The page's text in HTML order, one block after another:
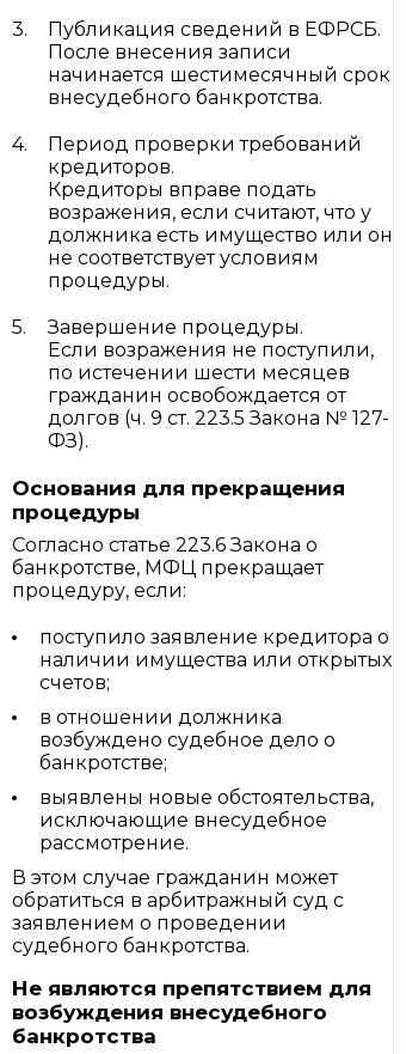
Публикация сведений в ЕФРСБ.
После внесения записи
начинается шестимесячный срок
внесудебного банкротства.
Период проверки требований
кредиторов.
Кредиторы вправе подать
возражения, если считают, что у
должника есть имущество или он
не соответствует условиям
процедуры.
Завершение процедуры.
Если возражения не поступили,
по истечении шести месяцев
гражданин освобождается от
долгов (ч. 9 ст. 223.5 Закона № 127-
ФЗ).
Основания для прекращения
процедуры
Согласно статье 223.6 Закона о
банкротстве, МФЦ прекращает
процедуру, если:
поступило заявление кредитора о
наличии имущества или открытых
счетов;
в отношении должника
возбуждено судебное дело о
банкротстве;
выявлены новые обстоятельства,
исключающие внесудебное
рассмотрение.
В этом случае гражданин может
обратиться в арбитражный суд с
заявлением о проведении
судебного банкротства.
Не являются препятствием для
возбуждения внесудебного
банкротства